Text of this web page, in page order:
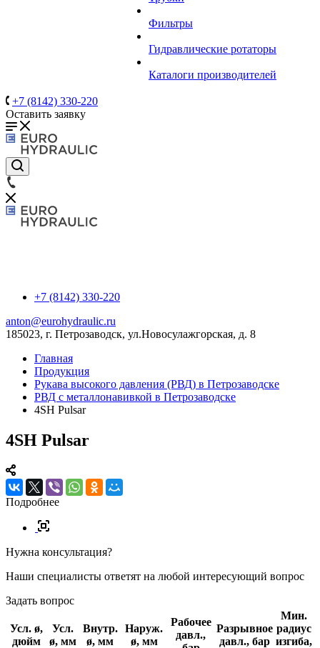
Фильтры
Гидравлические ротаторы
Каталоги производителей
+7 (8142) 330-220
Оставить заявку
+7 (8142) 330-220
anton@eurohydraulic.ru
185023, г. Петрозаводск, ул.Новосулажгорская, д. 8
Главная
Продукция
Рукава высокого давления (РВД) в Петрозаводске
РВД с металлонавивкой в Петрозаводске
4SH Pulsar
4SH Pulsar
Подробнее
Нужна консультация?
Наши специалисты ответят на любой интересующий вопрос
Задать вопрос
Усл. ø,
дюйм
Усл.
ø, мм
Внутр.
ø, мм
Наруж.
ø, мм
Рабочее
давл.,
Разрывное
давл., бар
Мин.
радиус
изгиба,